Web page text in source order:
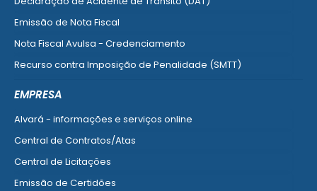
Emissão de Nota Fiscal
Nota Fiscal Avulsa - Credenciamento
Recurso contra Imposição de Penalidade (SMTT)
EMPRESA
Alvará - informações e serviços online
Central de Contratos/Atas
Central de Licitações
Emissão de Certidões